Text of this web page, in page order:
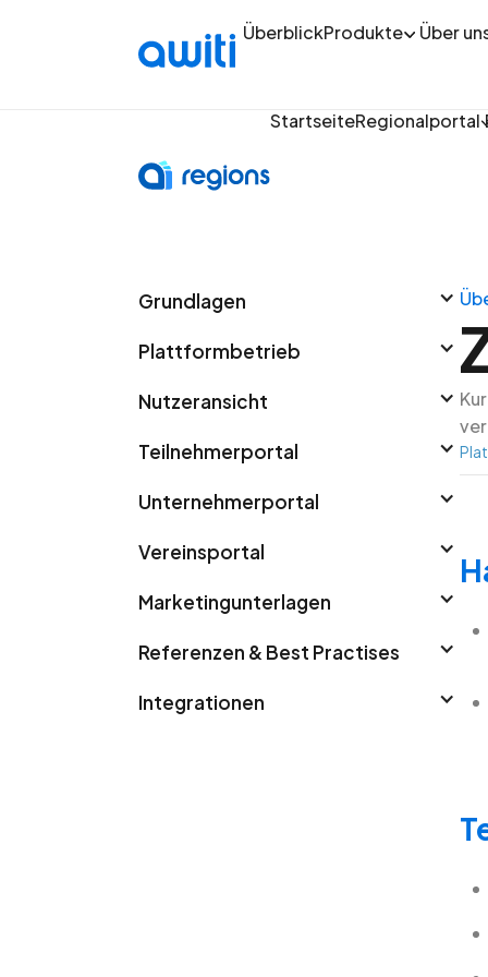
ÜberblickProdukte Über
StartseiteRegionalportal
Grundlagen
Plattformbetrieb
Nutzeransicht
Teilnehmerportal
Unternehmerportal
Vereinsportal
Marketingunterlagen
Referenzen & Best Practises
Integrationen